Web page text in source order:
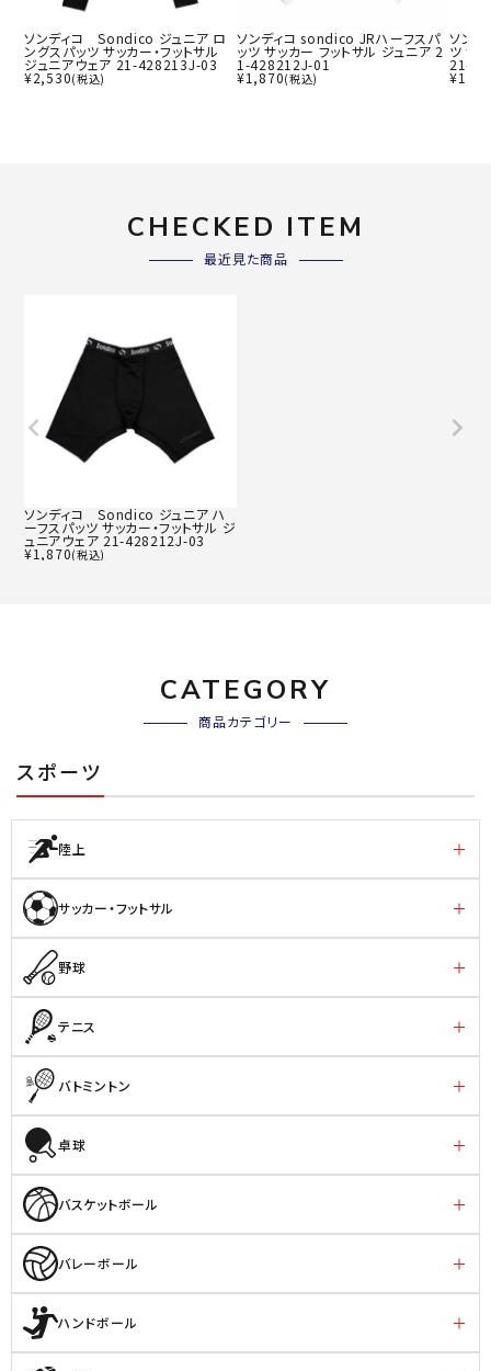
ソンディコ Sondico ジュニア ロ
ングスパッツ サッカー・フットサル
ジュニアウェア 21-428213J-03
¥2,530(税込)
ソンディコ sondico JRハーフスパ
ッツ サッカー フットサル ジュニア 2
1-428212J-01
¥1,870(税込)
ソン
ツ サ
21-
¥
CHECKED ITEM
最近見た商品
ソンディコ Sondico ジュニア ハ
ーフスパッツ サッカー・フットサル ジ
ュニアウェア 21-428212J-03
¥1,870(税込)
CATEGORY
商品カテゴリー
スポーツ
陸上
サッカー・フットサル
野球
テニス
バトミントン
卓球
バスケットボール
バレーボール
ハンドボール